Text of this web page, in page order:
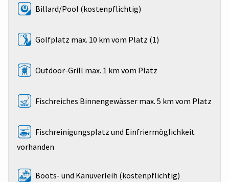
Billard/Pool (kostenpflichtig)
Golfplatz max. 10 km vom Platz (1)
Outdoor-Grill max. 1 km vom Platz
Fischreiches Binnengewässer max. 5 km vom Platz
Fischreinigungsplatz und Einfriermöglichkeit
vorhanden
Boots- und Kanuverleih (kostenpflichtig)